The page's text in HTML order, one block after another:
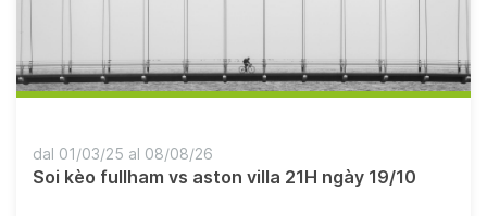
Soi kèo fullham vs aston villa 21H ngày 19/10
dal 01/03/25 al 08/08/26